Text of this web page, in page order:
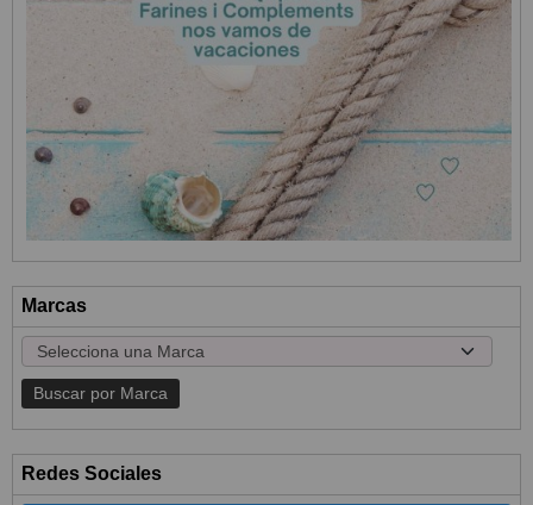
Marcas
Redes Sociales